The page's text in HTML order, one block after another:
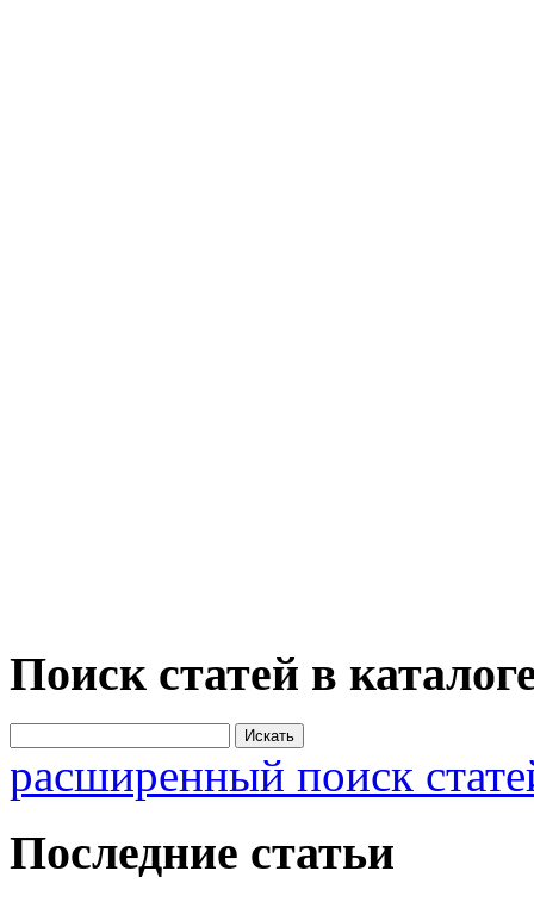
Поиск статей в
расширенный поиск
Последние статьи